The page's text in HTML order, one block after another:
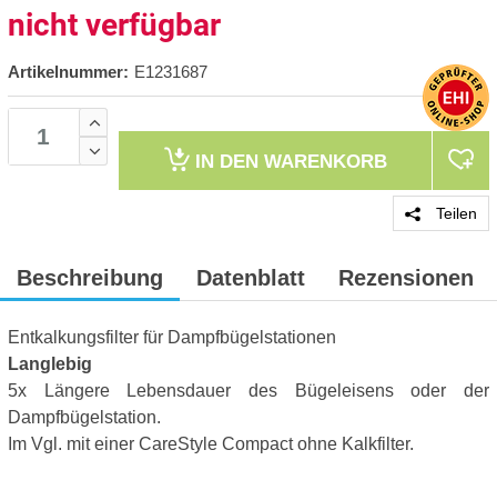
nicht verfügbar
Artikelnummer: E1231687
IN DEN WARENKORB
Teilen
Beschreibung Datenblatt Rezensionen
Entkalkungsfilter für Dampfbügelstationen
Langlebig
5x Längere Lebensdauer des Bügeleisens oder der
Dampfbügelstation.
Im Vgl. mit einer CareStyle Compact ohne Kalkfilter.